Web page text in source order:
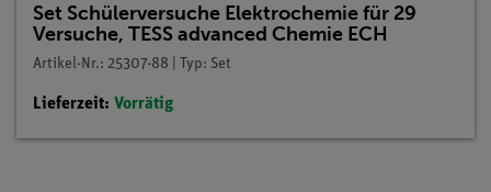
Set Schülerversuche Elektrochemie für 29
Versuche, TESS advanced Chemie ECH
Artikel-Nr.: 25307-88 | Typ: Set
Lieferzeit: Vorrätig